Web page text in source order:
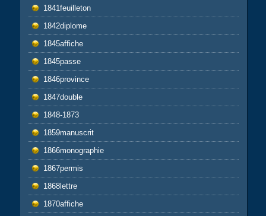
1841feuilleton
1842diplome
1845affiche
1845passe
1846province
1847double
1848-1873
1859manuscrit
1866monographie
1867permis
1868lettre
1870affiche